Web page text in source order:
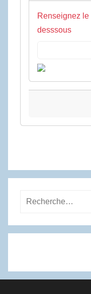
Renseignez
desssous
Recherche
: